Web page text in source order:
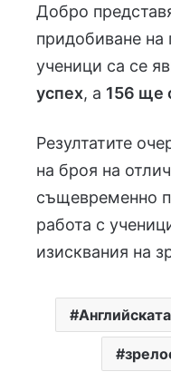
Добро
придобиване
ученици са се
успех, а 156 ще
Резултатите
на броя на
същевременно
работа с
изисквания на